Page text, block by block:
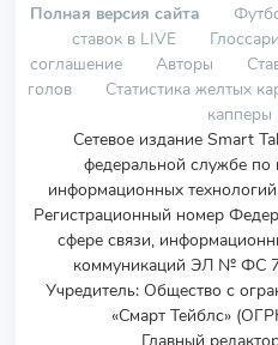
Полная версия сайта
ставок в LIVE
соглашение
Авторы
голов
Статистика желтых
капперы
Сетевое издание Smart
федеральной службе по
информационных
Регистрационный номер
сфере связи,
коммуникаций ЭЛ № ФС
Учредитель: Общество с
«Смарт Тейблс»